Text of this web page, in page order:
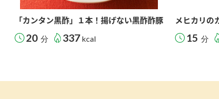
「カンタン黒酢」１本！揚げない黒酢酢豚
20 分 337 kcal
メヒカリの
15 分